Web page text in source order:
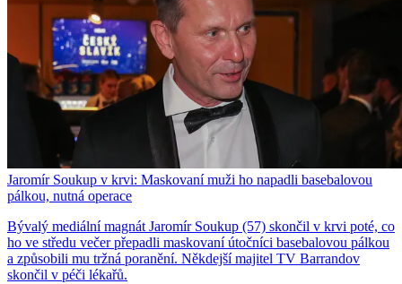
Jaromír Soukup v krvi: Maskovaní muži ho napadli basebalovou
pálkou, nutná operace
Bývalý mediální magnát Jaromír Soukup (57) skončil v krvi poté, co
ho ve středu večer přepadli maskovaní útočníci basebalovou pálkou
a způsobili mu tržná poranění. Někdejší majitel TV Barrandov
skončil v péči lékařů.